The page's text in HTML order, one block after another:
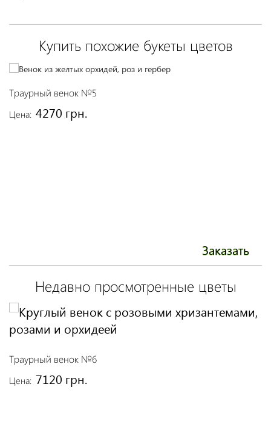
Купить похожие букеты цветов
Траурный венок №5
Цена: 4270 грн.
Заказать
Недавно просмотренные цветы
Траурный венок №6
Цена: 7120 грн.